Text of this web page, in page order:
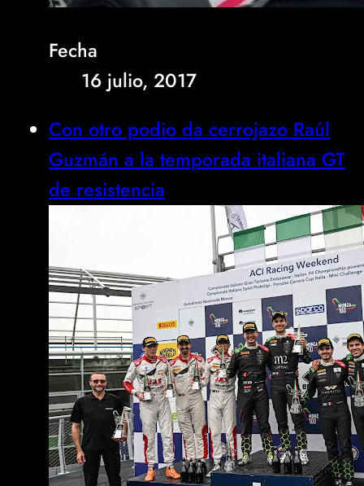
Fecha
16 julio, 2017
Con otro podio da cerrojazo Raúl
Guzmán a la temporada italiana GT
de resistencia